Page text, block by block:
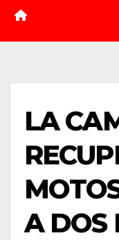
LA
A DOS